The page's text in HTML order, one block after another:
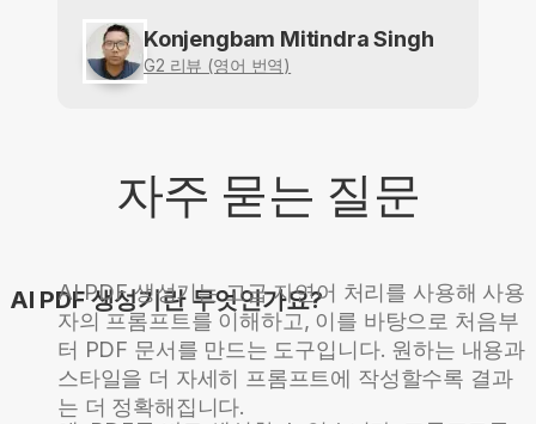
Konjengbam Mitindra Singh
G2 리뷰 (영어 번역)
자주 묻는 질문
AI PDF 생성기란 무엇인가요?
AI PDF 생성기는 고급 자연어 처리를 사용해 사용
자의 프롬프트를 이해하고, 이를 바탕으로 처음부
터 PDF 문서를 만드는 도구입니다. 원하는 내용과
스타일을 더 자세히 프롬프트에 작성할수록 결과
는 더 정확해집니다.